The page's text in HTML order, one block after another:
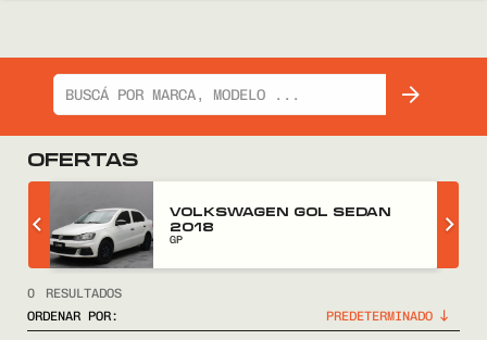
OFERTAS
VOLKSWAGEN GOL SEDAN
2018
GP
0
RESULTADOS
ORDENAR POR: